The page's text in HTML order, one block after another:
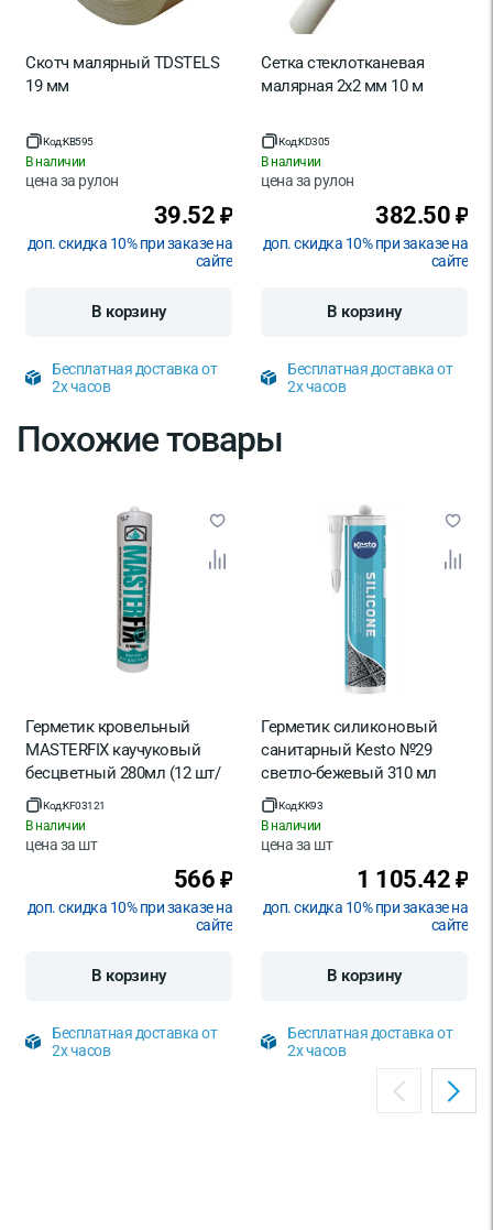
Скотч малярный TDSTELS
19 мм
Код:KB595
В наличии
цена за рулон
39.52 ₽
доп. скидка 10% при заказе на
сайте
В корзину
Бесплатная доставка от
2х часов
Сетка стеклотканевая
малярная 2х2 мм 10 м
Код:KD305
В наличии
цена за рулон
382.50 ₽
доп. скидка 10% при заказе на
сайте
В корзину
Бесплатная доставка от
2х часов
Похожие товары
Герметик кровельный
MASTERFIX каучуковый
бесцветный 280мл (12 шт/
упак)Код:KF03121
В наличии
цена за шт
566 ₽
доп. скидка 10% при заказе на
сайте
В корзину
Бесплатная доставка от
2х часов
Герметик силиконовый
санитарный Kesto №29
светло-бежевый 310 мл
Код:KK93
В наличии
цена за шт
1 105.42 ₽
доп. скидка 10% при заказе на
сайте
В корзину
Бесплатная доставка от
2х часов